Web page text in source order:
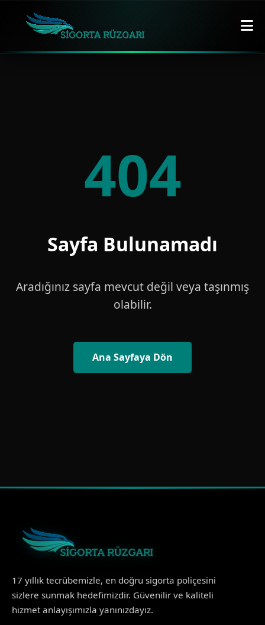
404
Sayfa Bulunamadı
Aradığınız sayfa mevcut değil veya taşınmış
olabilir.
Ana Sayfaya Dön
17 yıllık tecrübemizle, en doğru sigorta poliçesini
sizlere sunmak hedefimizdir. Güvenilir ve kaliteli
hizmet anlayışımızla yanınızdayız.